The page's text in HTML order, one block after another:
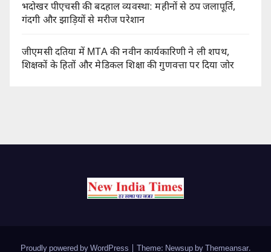
भदोखर पीएचसी की बदहाल व्यवस्था: महीनों से ठप जलापूर्ति,
गंदगी और झाड़ियों से मरीज परेशान
जीएमसी दतिया में MTA की नवीन कार्यकारिणी ने ली शपथ,
शिक्षकों के हितों और मेडिकल शिक्षा की गुणवत्ता पर दिया जोर
Proudly powered by WordPress Theme: Newsup byThemeansar.